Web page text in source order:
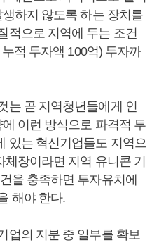
하지 않도록 하는 장치를
적으로 지역에 두는 조건
적 투자액 100억) 투자까
는 곧 지역청년들에게 인
이런 방식으로 파격적 투
있는 혁신기업들도 지역으
장이라면 지역 유니콘 기
을 충족하면 투자유치에
해야 한다.
업의 지분 중 일부를 확보